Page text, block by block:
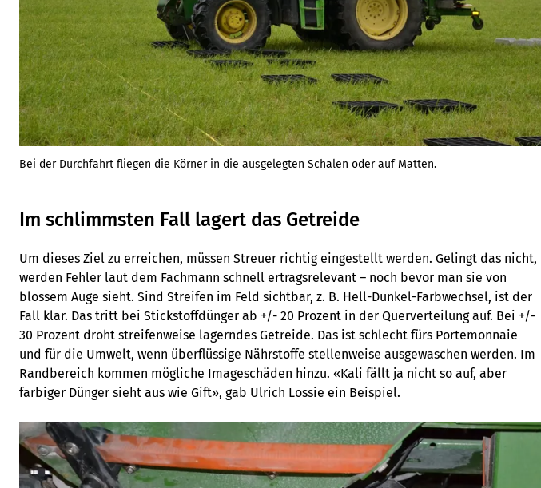
Bei der Durchfahrt fliegen die Körner in die ausgelegten Schalen oder auf Matten.
Im schlimmsten Fall lagert das Getreide
Um dieses Ziel zu erreichen, müssen Streuer richtig eingestellt werden. Gelingt das nicht,
werden Fehler laut dem Fachmann schnell ertragsrelevant – noch bevor man sie von
blossem Auge sieht. Sind Streifen im Feld sichtbar, z. B. Hell-Dunkel-Farbwechsel, ist der
Fall klar. Das tritt bei Stickstoffdünger ab +/- 20 Prozent in der Querverteilung auf. Bei +/-
30 Prozent droht streifenweise lagerndes Getreide. Das ist schlecht fürs Portemonnaie
und für die Umwelt, wenn überflüssige Nährstoffe stellenweise ausgewaschen werden. Im
Randbereich kommen mögliche Imageschäden hinzu. «Kali fällt ja nicht so auf, aber
farbiger Dünger sieht aus wie Gift», gab Ulrich Lossie ein Beispiel.